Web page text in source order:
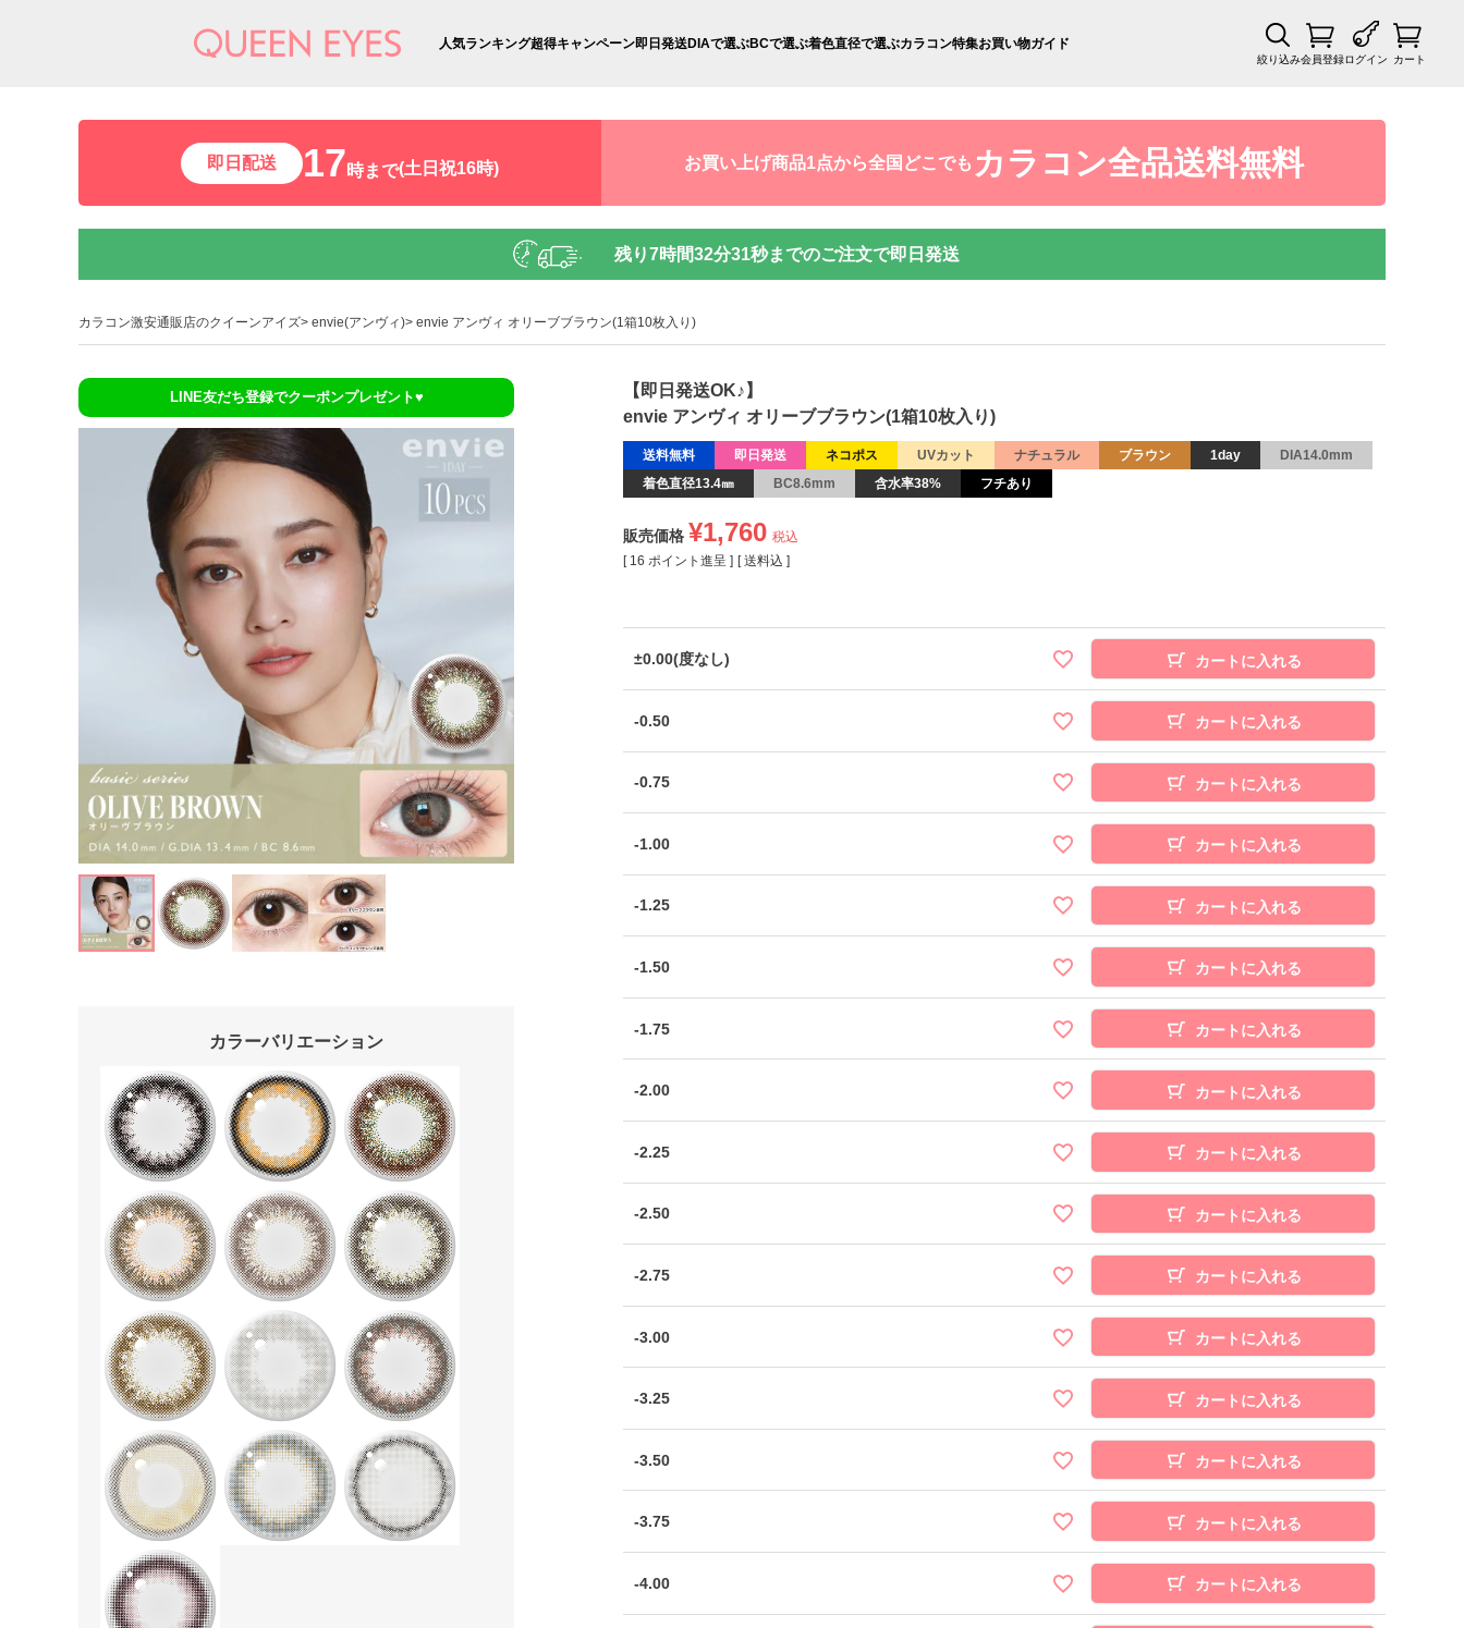
人気ランキング超得キャンペーン即日発送DIAで選ぶBCで選ぶ着色直径で選ぶカラコン特集お買い物ガイド
絞り込み会員登録ログイン カート
即日配送 17時まで(土日祝16時) お買い上げ商品1点から全国どこでも カラコン全品送料無料
残り7時間32分29秒までのご注文で即日発送
カラコン激安通販店のクイーンアイズ envie(アンヴィ) envie アンヴィ オリーブブラウン(1箱10枚入り)
LINE友だち登録でクーポンプレゼント♥
カラーバリエーション
【即日発送OK♪】
envie アンヴィ オリーブブラウン(1箱10枚入り)
送料無料 即日発送 ネコポス UVカット ナチュラル ブラウン 1day
DIA14.0mm
着色直径13.4㎜
BC8.6mm 含水率38% フチあり
販売価格 ¥1,760 税込
[ 16 ポイント進呈 ] 送料込
±0.00(度なし) カートに入れる
-0.50 カートに入れる
-0.75 カートに入れる
-1.00 カートに入れる
-1.25 カートに入れる
-1.50 カートに入れる
-1.75 カートに入れる
-2.00 カートに入れる
-2.25 カートに入れる
-2.50 カートに入れる
-2.75 カートに入れる
-3.00 カートに入れる
-3.25 カートに入れる
-3.50 カートに入れる
-3.75 カートに入れる
-4.00 カートに入れる